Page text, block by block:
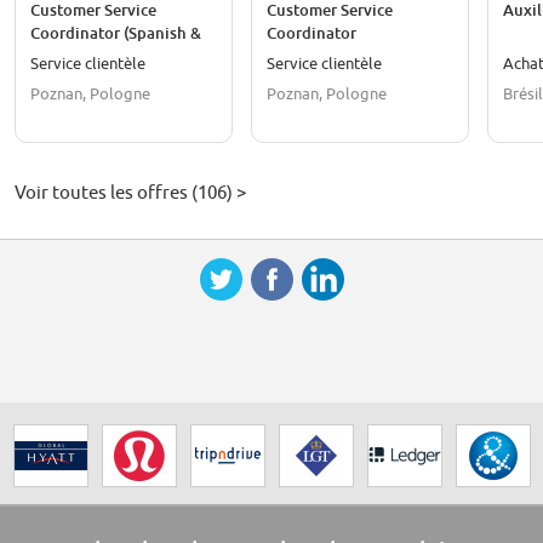
Customer Service
Coordinator (Spanish &
English) - Parker, Yankee
Service clientèle
Poznan, Pologne
Customer Service
Coordinator
Service clientèle
Poznan, Pologne
Brésil
Voir toutes les offres (106) >